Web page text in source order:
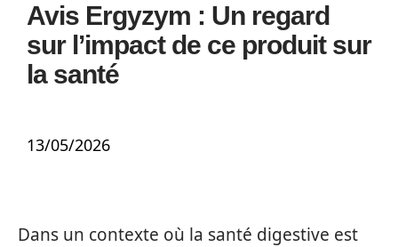
Avis Ergyzym : Un regard
sur l’impact de ce produit sur
la santé
13/05/2026
Dans un contexte où la santé digestive est